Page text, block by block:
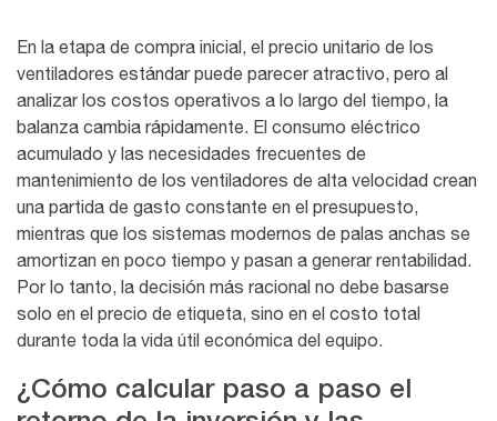
En la etapa de compra inicial, el precio unitario de los
ventiladores estándar puede parecer atractivo, pero al
analizar los costos operativos a lo largo del tiempo, la
balanza cambia rápidamente. El consumo eléctrico
acumulado y las necesidades frecuentes de
mantenimiento de los ventiladores de alta velocidad crean
una partida de gasto constante en el presupuesto,
mientras que los sistemas modernos de palas anchas se
amortizan en poco tiempo y pasan a generar rentabilidad.
Por lo tanto, la decisión más racional no debe basarse
solo en el precio de etiqueta, sino en el costo total
durante toda la vida útil económica del equipo.
¿Cómo calcular paso a paso el